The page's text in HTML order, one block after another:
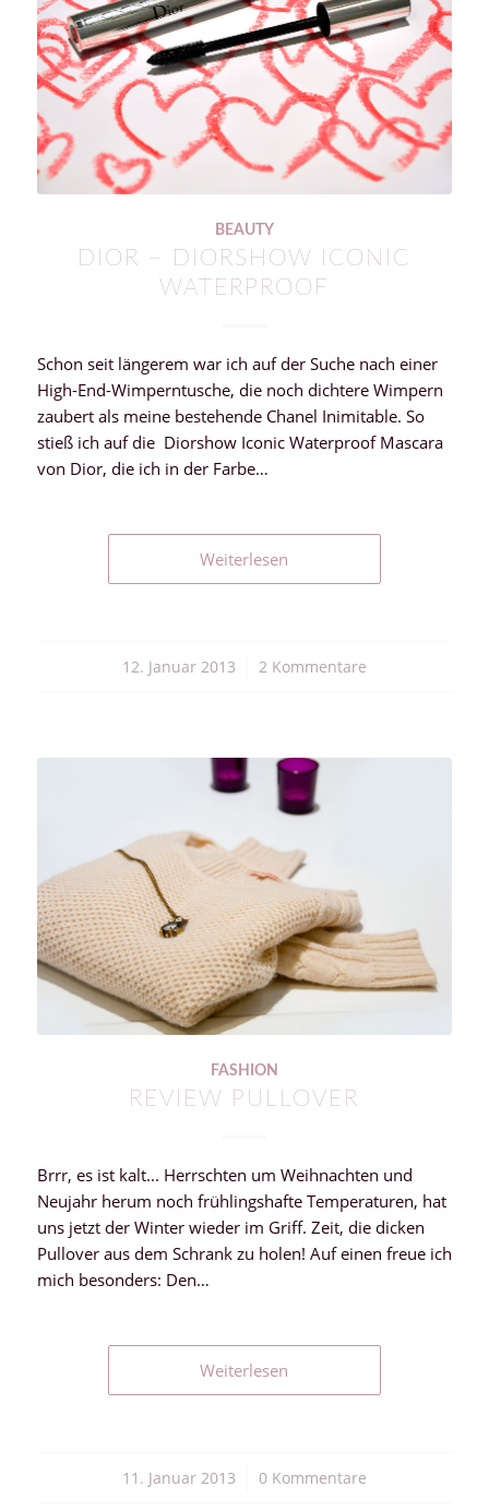
BEAUTY
DIOR – DIORSHOW ICONIC
WATERPROOF
Schon seit längerem war ich auf der Suche nach einer
High-End-Wimperntusche, die noch dichtere Wimpern
zaubert als meine bestehende Chanel Inimitable. So
stieß ich auf die Diorshow Iconic Waterproof Mascara
von Dior, die ich in der Farbe…
Weiterlesen
12. Januar 2013
/ 2 Kommentare
FASHION
REVIEW PULLOVER
Brrr, es ist kalt... Herrschten um Weihnachten und
Neujahr herum noch frühlingshafte Temperaturen, hat
uns jetzt der Winter wieder im Griff. Zeit, die dicken
Pullover aus dem Schrank zu holen! Auf einen freue ich
mich besonders: Den…
Weiterlesen
11. Januar 2013
/ 0 Kommentare